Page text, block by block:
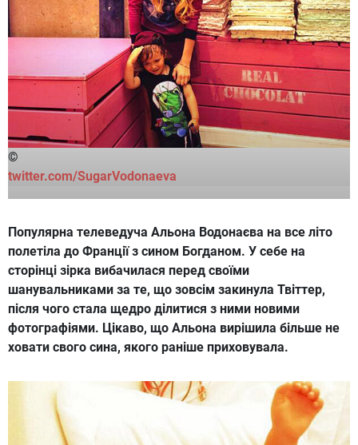
©
twitter.com/SugarVodonaeva
Популярна телеведуча Альона Водонаєва на все літо
полетіла до Франції з сином Богданом. У себе на
сторінці зірка вибачилася перед своїми
шанувальниками за те, що зовсім закинула Твіттер,
після чого стала щедро ділитися з ними новими
фотографіями. Цікаво, що Альона вирішила більше не
ховати свого сина, якого раніше приховувала.